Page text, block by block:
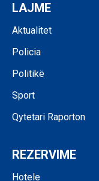
LAJME
Aktualitet
Policia
Politikë
Sport
Qytetari Raporton
REZERVIME
Hotele